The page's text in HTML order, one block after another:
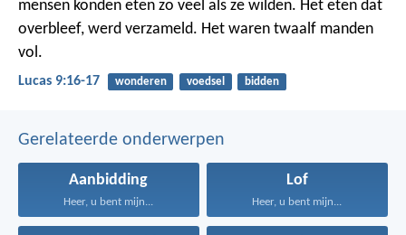
mensen konden eten zo veel als ze wilden. Het eten dat
overbleef, werd verzameld. Het waren twaalf manden
vol.
Lucas 9:16-17 wonderen voedsel bidden
Gerelateerde onderwerpen
Aanbidding
Heer, u bent mijn...
Lof
Heer, u bent mijn...